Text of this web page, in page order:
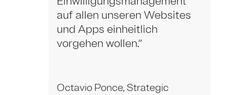
auf allen unseren Websites
und Apps einheitlich
vorgehen wollen.“
Octavio Ponce, Strategic